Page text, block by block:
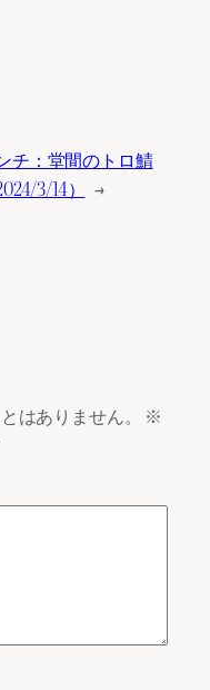
チ：堂間のトロ鯖
3/14）
→
はありません。
※